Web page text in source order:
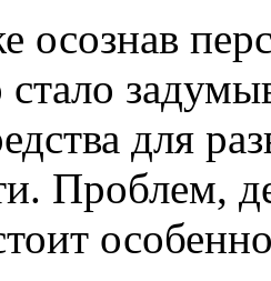
осознав
стало
для
Проблем,